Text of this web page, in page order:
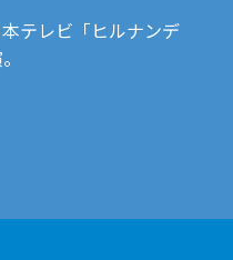
テレビ「ヒルナンデ